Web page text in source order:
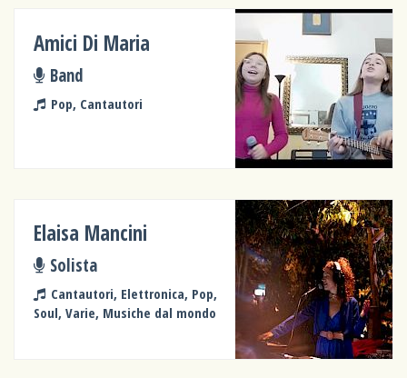
Amici Di Maria
Band
Pop, Cantautori
Elaisa Mancini
Solista
Cantautori, Elettronica, Pop,
Soul, Varie, Musiche dal mondo